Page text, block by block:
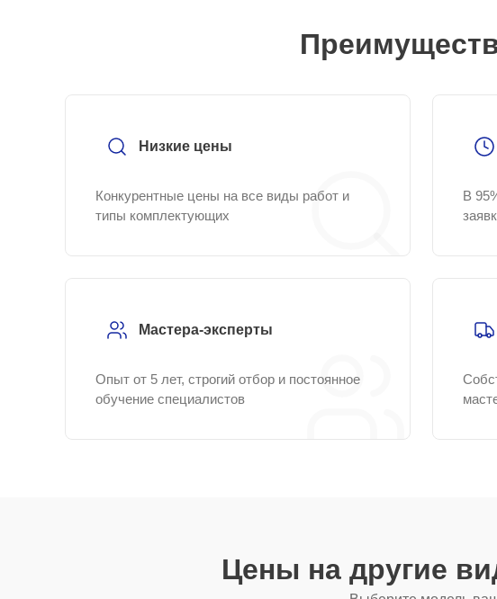
Низкие цены
Конкурентные цены на все виды работ и
типы комплектующих
В
Мастера-эксперты
Опыт от 5 лет, строгий отбор и постоянное
обучение специалистов
Цены на другие